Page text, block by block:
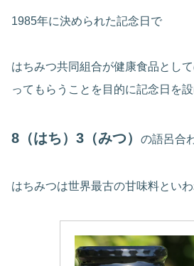
1985年に決められた記念日で
はちみつ共同組合が健康食品とし
ってもらうことを目的に記念日を設
8（はち）3（みつ） の語呂合
はちみつは世界最古の甘味料といわ